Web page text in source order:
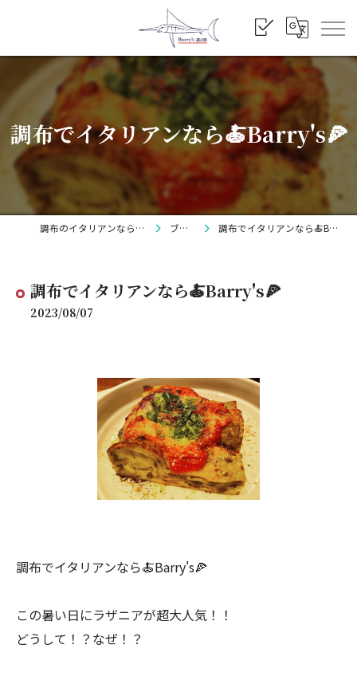
調布でイタリアンなら🍝Barry's🍕
調布のイタリアンならBarry's ブログ 調布でイタリアンなら🍝Barry's🍕
調布でイタリアンなら🍝Barry's🍕
2023/08/07
調布でイタリアンなら🍝Barry's🍕
この暑い日にラザニアが超大人気！！
どうして！？なぜ！？